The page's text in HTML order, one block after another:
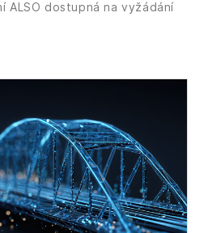
ALSO dostupná na vyžádání